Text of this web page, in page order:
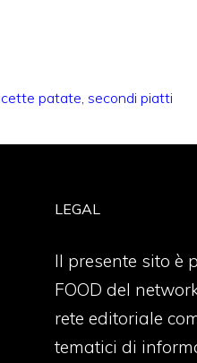
patate secondi piatti
LEGAL
Il presente sito è
FOOD del
rete editoriale
tematici di